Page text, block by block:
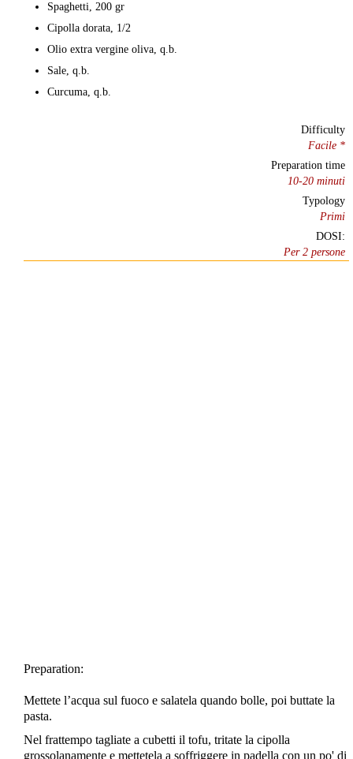
Spaghetti, 200 gr
Cipolla dorata, 1/2
Olio extra vergine oliva, q.b.
Sale, q.b.
Curcuma, q.b.
Difficulty
Facile *
Preparation time
10-20 minuti
Typology
Primi
DOSI:
Per 2 persone
Preparation:
Mettete l’acqua sul fuoco e salatela quando bolle, poi buttate la
pasta.
Nel frattempo tagliate a cubetti il tofu, tritate la cipolla
grossolanamente e mettetela a soffriggere in padella con un po' di